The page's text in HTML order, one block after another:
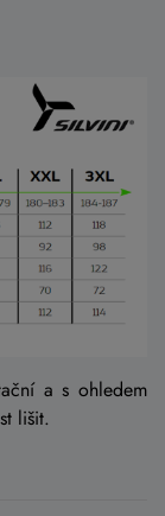
a s ohledem
lišit.